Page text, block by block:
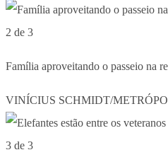
2 de 3
Família aproveitando o passeio na
VINÍCIUS SCHMIDT/
3 de 3